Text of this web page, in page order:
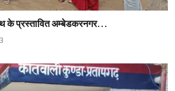
के प्रस्तावित अम्बेडकरनगर...
3